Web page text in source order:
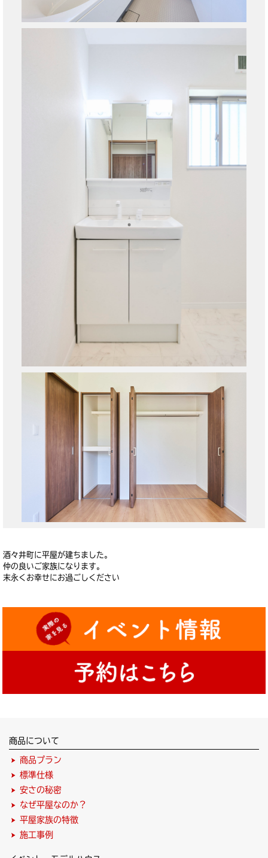
酒々井町に平屋が建ちました。
仲の良いご家族になります。
末永くお幸せにお過ごしください
商品について
商品プラン
標準仕様
安さの秘密
なぜ平屋なのか？
平屋家族の特徴
施工事例